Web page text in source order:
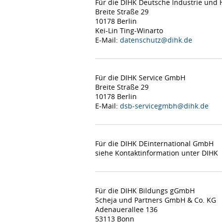
Für die DIHK Deutsche Industrie und
Breite Straße 29
10178 Berlin
Kei-Lin Ting-Winarto
E-Mail: datenschutz@dihk.de
Für die DIHK Service GmbH
Breite Straße 29
10178 Berlin
E-Mail: dsb-servicegmbh@dihk.de
Für die DIHK DEinternational GmbH
siehe Kontaktinformation unter DIHK
Für die DIHK Bildungs gGmbH
Scheja und Partners GmbH & Co. KG
Adenauerallee 136
53113 Bonn